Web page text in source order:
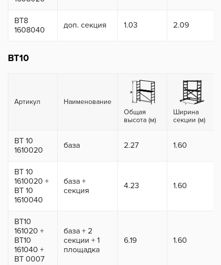
ВТ8
1608040
доп. секция 1.03 2.09
ВТ10
Артикул
Наименование
Общая
высота (м)
Ширина
секции (м)
ВТ 10
1610020
база 2.27 1.60
ВТ 10
1610020 +
ВТ 10
1610040
база +
секция
4.23 1.60
ВТ10
161020 +
ВТ10
161040 +
ВТ 0007
база + 2
секции + 1
площадка
6.19 1.60